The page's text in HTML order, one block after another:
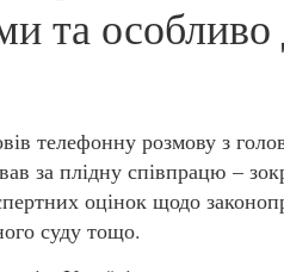
та
телефонну розмову з
за плідну співпрацю –
оцінок щодо
суду тощо.